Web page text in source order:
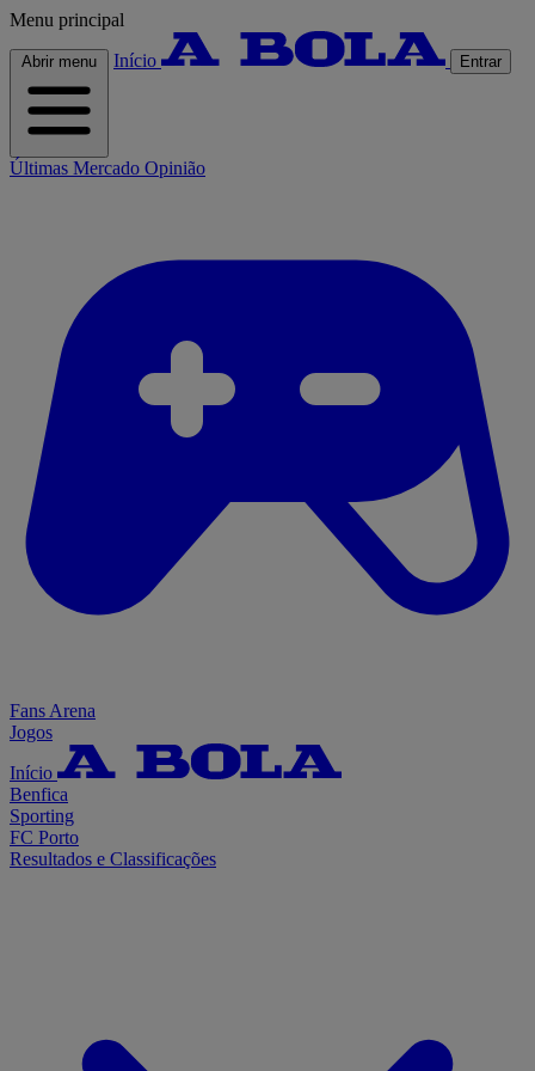
Menu principal
Abrir menu Início Entrar
Últimas Mercado Opinião
Fans Arena
Jogos
Início
Benfica
Sporting
FC Porto
Resultados e Classificações